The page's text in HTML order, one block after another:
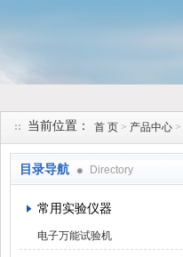
当前位置： 首 页 > 产品中心 >
目录导航 Directory
常用实验仪器
电子万能试验机